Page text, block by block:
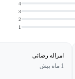
1
2
3
4
امراله رضائی
1 ماه پیش